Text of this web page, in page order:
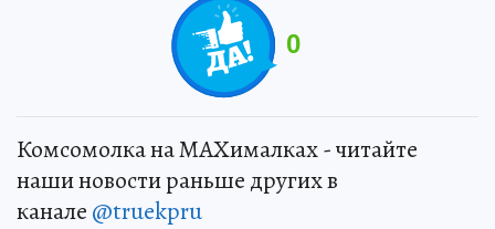
0
Комсомолка на MAXималках - читайте
наши новости раньше других в
канале @truekpru